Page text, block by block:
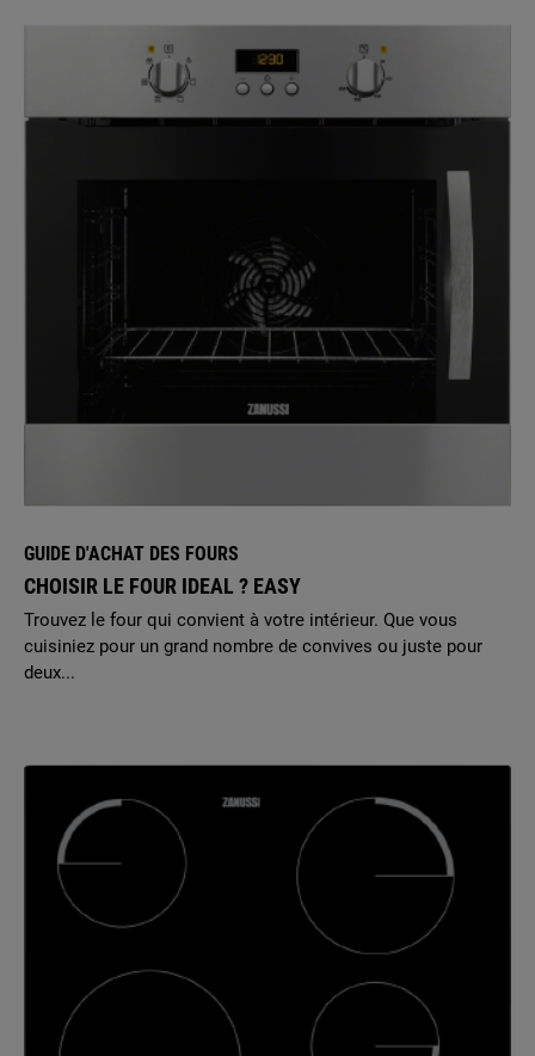
GUIDE D'ACHAT DES FOURS
CHOISIR LE FOUR IDEAL ? EASY
Trouvez le four qui convient à votre intérieur. Que vous
cuisiniez pour un grand nombre de convives ou juste pour
deux...